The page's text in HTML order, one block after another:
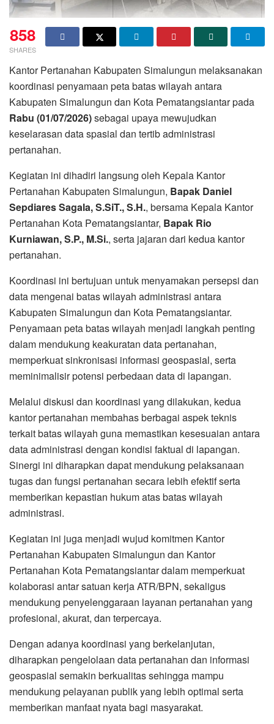
858
SHARES
Kantor Pertanahan Kabupaten Simalungun melaksanakan
koordinasi penyamaan peta batas wilayah antara
Kabupaten Simalungun dan Kota Pematangsiantar pada
Rabu (01/07/2026)sebagai upaya mewujudkan
keselarasan data spasial dan tertib administrasi
pertanahan.
Kegiatan ini dihadiri langsung oleh Kepala Kantor
Pertanahan Kabupaten Simalungun, Bapak Daniel
Sepdiares Sagala, S.SiT., S.H., bersama Kepala Kantor
Pertanahan Kota Pematangsiantar, Bapak Rio
Kurniawan, S.P., M.Si., serta jajaran dari kedua kantor
pertanahan.
Koordinasi ini bertujuan untuk menyamakan persepsi dan
data mengenai batas wilayah administrasi antara
Kabupaten Simalungun dan Kota Pematangsiantar.
Penyamaan peta batas wilayah menjadi langkah penting
dalam mendukung keakuratan data pertanahan,
memperkuat sinkronisasi informasi geospasial, serta
meminimalisir potensi perbedaan data di lapangan.
Melalui diskusi dan koordinasi yang dilakukan, kedua
kantor pertanahan membahas berbagai aspek teknis
terkait batas wilayah guna memastikan kesesuaian antara
data administrasi dengan kondisi faktual di lapangan.
Sinergi ini diharapkan dapat mendukung pelaksanaan
tugas dan fungsi pertanahan secara lebih efektif serta
memberikan kepastian hukum atas batas wilayah
administrasi.
Kegiatan ini juga menjadi wujud komitmen Kantor
Pertanahan Kabupaten Simalungun dan Kantor
Pertanahan Kota Pematangsiantar dalam memperkuat
kolaborasi antar satuan kerja ATR/BPN, sekaligus
mendukung penyelenggaraan layanan pertanahan yang
profesional, akurat, dan terpercaya.
Dengan adanya koordinasi yang berkelanjutan,
diharapkan pengelolaan data pertanahan dan informasi
geospasial semakin berkualitas sehingga mampu
mendukung pelayanan publik yang lebih optimal serta
memberikan manfaat nyata bagi masyarakat.